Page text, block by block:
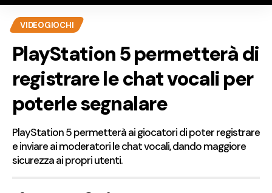
VIDEOGIOCHI
PlayStation 5 permetterà di
registrare le chat vocali per
poterle segnalare
PlayStation 5 permetterà ai giocatori di poter registrare
e inviare ai moderatori le chat vocali, dando maggiore
sicurezza ai propri utenti.